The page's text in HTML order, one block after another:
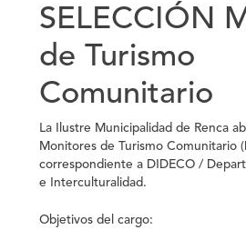
SELECCIÓN
de Turismo
Comunitario
La Ilustre Municipalidad de Renca
Monitores de Turismo Comunitario
correspondiente a DIDECO /
e Interculturalidad.
Objetivos del cargo: